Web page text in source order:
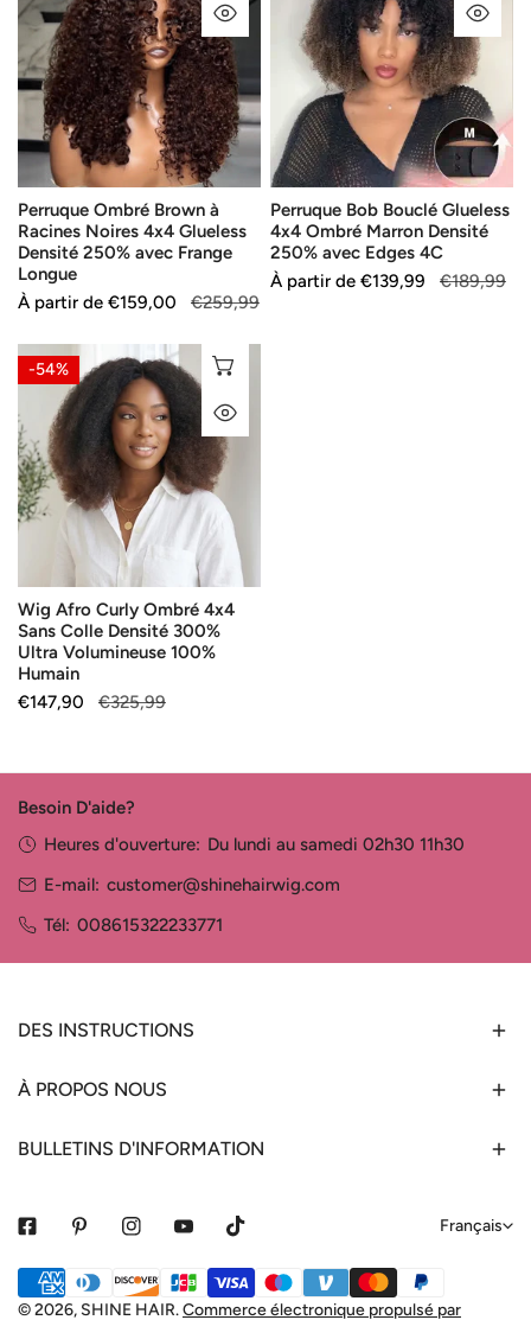
Brown
Racines
Noires
4x4
Glueless
Densité
250%
avec
Frange
Longue
APERÇU RAPIDE
Perruque Ombré Brown à
Racines Noires 4x4 Glueless
Densité 250% avec Frange
Longue
Prix
vente
À partir de €159,00
Prix
€259,99
Bouclé
Glueless
Ombré
Marron
Densité
250%
avec
Edges
4C
Perruque Bob Bouclé Glueless
4x4 Ombré Marron Densité
250% avec Edges 4C
Prix
À partir de €139,99
Prix
€189,99
Wig
Afro
Curly
Ombré
4x4
Sans
Colle
Densité
300%
Ultra
Volumineuse
100%
Humain
-54%
Wig Afro Curly Ombré 4x4
Sans Colle Densité 300%
Ultra Volumineuse 100%
Humain
Prix
€147,90
Prix
€325,99
Besoin D'aide?
Heures d'ouverture: Du lundi au samedi 02h30 11h30
E-mail: customer@shinehairwig.com
Tél: 008615322233771
DES INSTRUCTIONS
À PROPOS NOUS
BULLETINS D'INFORMATION
L
n
Français
© 2026, SHINE HAIR.Commerce électronique propulsé par
Méthodes
de